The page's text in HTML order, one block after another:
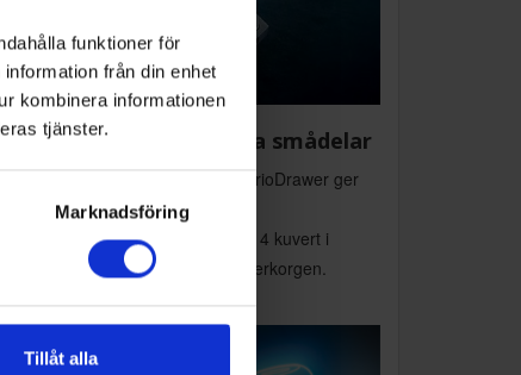
funktioner för
från din enhet
kombinera informationen
tjänster.
Marknadsföring
Tillåt alla
till bestick och andra smådelar
nivå för bestick och smådelar. varioDrawer ger
för soppslevar, salladsbestick och
samt möjliggör totalt 14 kuvert i
genom att frigöra plats i underkorgen.